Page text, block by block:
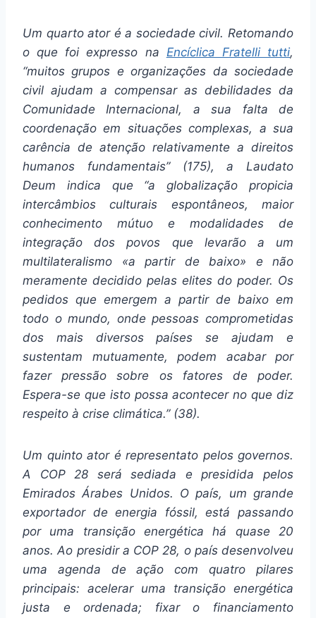
Um quarto ator é a sociedade civil. Retomando
o que foi expresso na Encíclica Fratelli tutti,
“muitos grupos e organizações da sociedade
civil ajudam a compensar as debilidades da
Comunidade Internacional, a sua falta de
coordenação em situações complexas, a sua
carência de atenção relativamente a direitos
humanos fundamentais” (175), a Laudato
Deum indica que “a globalização propicia
intercâmbios culturais espontâneos, maior
conhecimento mútuo e modalidades de
integração dos povos que levarão a um
multilateralismo «a partir de baixo» e não
meramente decidido pelas elites do poder. Os
pedidos que emergem a partir de baixo em
todo o mundo, onde pessoas comprometidas
dos mais diversos países se ajudam e
sustentam mutuamente, podem acabar por
fazer pressão sobre os fatores de poder.
Espera-se que isto possa acontecer no que diz
respeito à crise climática.” (38).
Um quinto ator é representato pelos governos.
A COP 28 será sediada e presidida pelos
Emirados Árabes Unidos. O país, um grande
exportador de energia fóssil, está passando
por uma transição energética há quase 20
anos. Ao presidir a COP 28, o país desenvolveu
uma agenda de ação com quatro pilares
principais: acelerar uma transição energética
justa e ordenada; fixar o financiamento